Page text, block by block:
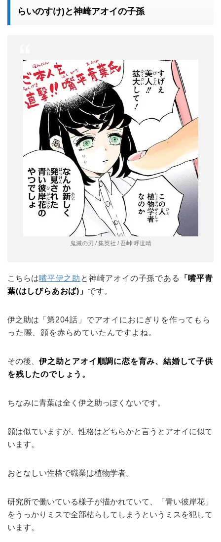
らいのすけ)と神崎アオイの子孫
鬼滅の刃 / 集英社 / 吾峠 呼世晴
こちらは嘴平伊之助 と神崎アオイ の子孫である 「 嘴平青
葉(はしびらあおば) 」 です。
伊之助は「 第204話」でアオイにおにぎりを作ってもら
った際、顔を赤らめていたんですよね。
その後、 伊之助とアオイ順調に恋を育み、結婚して子供
を残したのでしょう。
ちなみに青葉は全く伊之助っぽくないです。
顔は似ていますが、性格はどちらかと言うとアオイに似て
います。
おとなしい性格で職業は植物学者。
研究所で働いている様子が描かれていて、「青い彼岸花」
をうっかりミスで全部枯らしてしまうというミスを犯して
います。